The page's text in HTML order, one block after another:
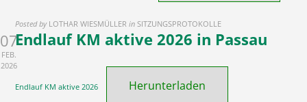
Posted by LOTHAR WIESMÜLLER in SITZUNGSPROTOKOLLE
07
FEB.
2026
Endlauf KM aktive 2026 in Passau
Endlauf KM aktive 2026 Herunterladen